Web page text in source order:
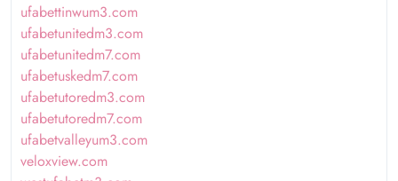
ufabettinwum3.com
ufabetunitedm3.com
ufabetunitedm7.com
ufabetuskedm7.com
ufabetutoredm3.com
ufabetutoredm7.com
ufabetvalleyum3.com
veloxview.com